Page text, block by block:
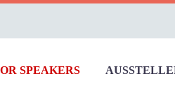
SPEAKERS